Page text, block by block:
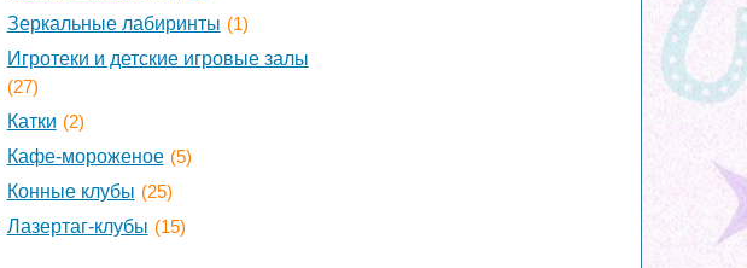
Зеркальные лабиринты (1)
Игротеки и детские игровые залы
(27)
Катки (2)
Кафе-мороженое (5)
Конные клубы (25)
Лазертаг-клубы (15)